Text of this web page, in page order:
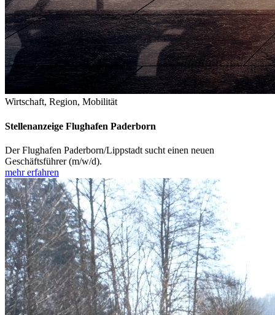
Wirtschaft, Region, Mobilität
Stellenanzeige Flughafen Paderborn
Der Flughafen Paderborn/Lippstadt sucht einen neuen
Geschäftsführer (m/w/d).
mehr erfahren